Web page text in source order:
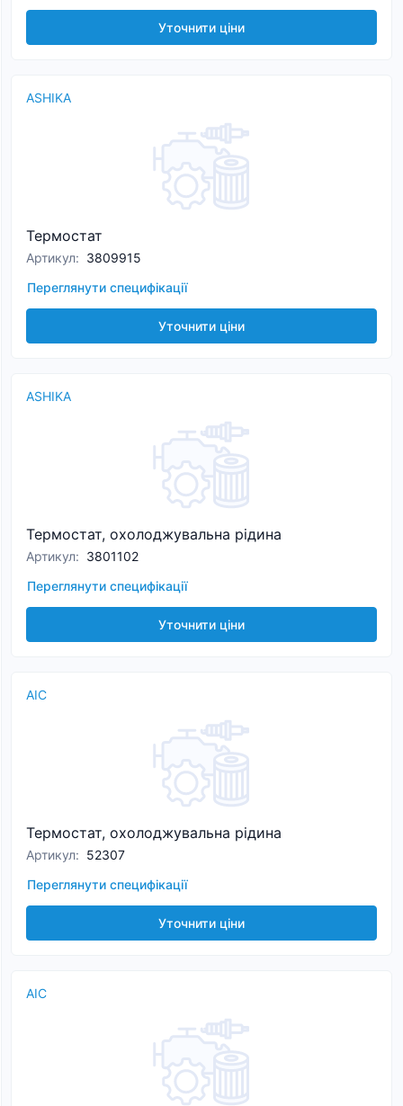
Уточнити ціни
ASHIKA
Термостат
Артикул: 3809915
Переглянути специфікації
Уточнити ціни
ASHIKA
Термостат, охолоджувальна рідина
Артикул: 3801102
Переглянути специфікації
Уточнити ціни
AIC
Термостат, охолоджувальна рідина
Артикул: 52307
Переглянути специфікації
Уточнити ціни
AIC